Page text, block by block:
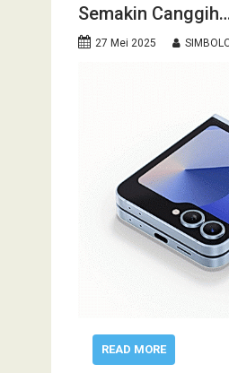
Semakin
27 Mei 2025
READ MORE